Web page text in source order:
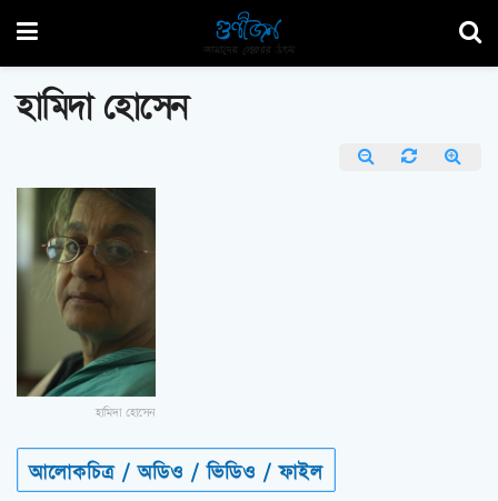
হামিদা হোসেন
হামিদা হোসেন
আলোকচিত্র / অডিও / ভিডিও / ফাইল